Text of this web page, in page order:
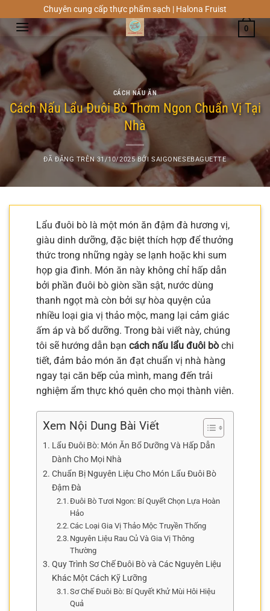
đến
nội
dung
Chuyên cung cấp thực phẩm sạch | Halona Fruist
0
CÁCH NẤU ĂN
Cách Nấu Lẩu Đuôi Bò Thơm Ngon Chuẩn Vị Tại
Nhà
ĐÃ ĐĂNG TRÊN31/10/2025 BỞISAIGONESEBAGUETTE
Lẩu đuôi bò là một món ăn đậm đà hương vị,
giàu dinh dưỡng, đặc biệt thích hợp để thưởng
thức trong những ngày se lạnh hoặc khi sum
họp gia đình. Món ăn này không chỉ hấp dẫn
bởi phần đuôi bò giòn sần sật, nước dùng
thanh ngọt mà còn bởi sự hòa quyện của
nhiều loại gia vị thảo mộc, mang lại cảm giác
ấm áp và bổ dưỡng. Trong bài viết này, chúng
tôi sẽ hướng dẫn bạn cách nấu lẩu đuôi bò chi
tiết, đảm bảo món ăn đạt chuẩn vị nhà hàng
ngay tại căn bếp của mình, mang đến trải
nghiệm ẩm thực khó quên cho mọi thành viên.
Xem Nội Dung Bài Viết
Lẩu Đuôi Bò: Món Ăn Bổ Dưỡng Và Hấp Dẫn
Dành Cho Mọi Nhà
Chuẩn Bị Nguyên Liệu Cho Món Lẩu Đuôi Bò
Đậm Đà
Đuôi Bò Tươi Ngon: Bí Quyết Chọn Lựa Hoàn
Hảo
Các Loại Gia Vị Thảo Mộc Truyền Thống
Nguyên Liệu Rau Củ Và Gia Vị Thông
Thường
Quy Trình Sơ Chế Đuôi Bò và Các Nguyên Liệu
Khác Một Cách Kỹ Lưỡng
Sơ Chế Đuôi Bò: Bí Quyết Khử Mùi Hôi Hiệu
Quả